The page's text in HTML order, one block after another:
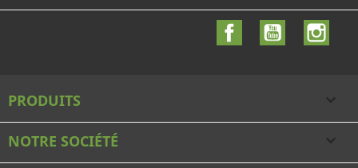
FacebookYouTube
PRODUITS 
NOTRE SOCIÉTÉ 